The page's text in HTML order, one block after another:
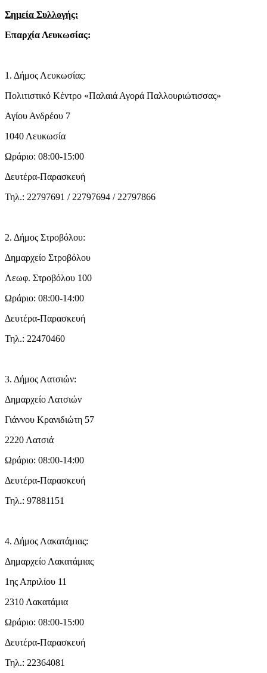
Σημεία Συλλογής:
Επαρχία Λευκωσίας:
1. Δήμος Λευκωσίας:
Πολιτιστικό Κέντρο «Παλαιά Αγορά Παλλουριώτισσας»
Αγίου Ανδρέου 7
1040 Λευκωσία
Ωράριο: 08:00-15:00
Δευτέρα-Παρασκευή
Τηλ.: 22797691 / 22797694 / 22797866
2. Δήμος Στροβόλου:
Δημαρχείο Στροβόλου
Λεωφ. Στροβόλου 100
Ωράριο: 08:00-14:00
Δευτέρα-Παρασκευή
Τηλ.: 22470460
3. Δήμος Λατσιών:
Δημαρχείο Λατσιών
Γιάννου Κρανιδιώτη 57
2220 Λατσιά
Ωράριο: 08:00-14:00
Δευτέρα-Παρασκευή
Τηλ.: 97881151
4. Δήμος Λακατάμιας:
Δημαρχείο Λακατάμιας
1ης Απριλίου 11
2310 Λακατάμια
Ωράριο: 08:00-15:00
Δευτέρα-Παρασκευή
Τηλ.: 22364081